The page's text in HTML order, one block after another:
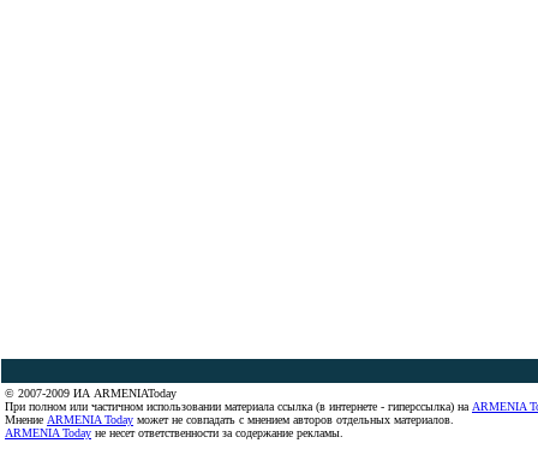
© 2007-2009 ИА ARMENIAToday
При полном или частичном использовании материала ссылка (в интернете - гиперссылка) на ARMENIA
Мнение ARMENIA Today может не совпадать с мнением авторов отдельных материалов.
ARMENIA Today не несет ответственности за содержание рекламы.